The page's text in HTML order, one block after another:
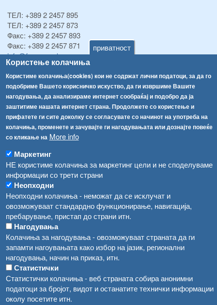
приватност
Користење колачиња
Користиме колачиња(cookies) кои не содржат лични податоци, за да го
подобриме Вашето корисничко искуство, да ги извршиме Вашите
нагодувања, да анализираме интернет сообраќај и подобро да ја
заштитиме нашата интернет страна. Продолжете со користење и
прифатете ги сите доколку се согласувате со начинот на употреба на
колачиња, променете и зачувајте ги нагодувањата или дознајте повеќе
со кликање на More info
Маркетинг
НЕ користиме колачиња за маркетинг цели и не споделуваме
информации со трети страни
Неопходни
Неопходни колачиња - неможат да се исклучат и
овозможуваат стандардно функционирање, навигација,
пребарување, пристап до страни итн.
Нагодувања
Колачиња за нагодувања - овозможуваат страната да ги
запамти нагоувањата како избор на јазик, регионални
нагодувања, начин на приказ, итн.
Статистички
Статистички колачиња - веб страната собира анонимни
податоци за бројот, видот и останатите технички информации
околу посетите итн.
ТЕЛ: +389 2 2457 895
ТЕЛ: +389 2 2457 873
Факс: +389 2 2457 893
Факс: +389 2 2457 871
info@fva.gov.mk
[АХВ-претходна страна]
Соопштенија
Република Бугарија ги засили официјалните контроли при увоз на свежо овошје и зеленчук
Високите температури ризик од труење со храна, опасни се и за животните
Водата во Гостивар може да се користи како техничка, продолжува испораката на флаширана вода
Во Гостивар спроведени 70 вонредни контроли
Забраната за водата во Гостивар останува на сила, операторите да користат само технички безбедна вода
Навигација
Архива
Регистри
Обрасци
Огласи